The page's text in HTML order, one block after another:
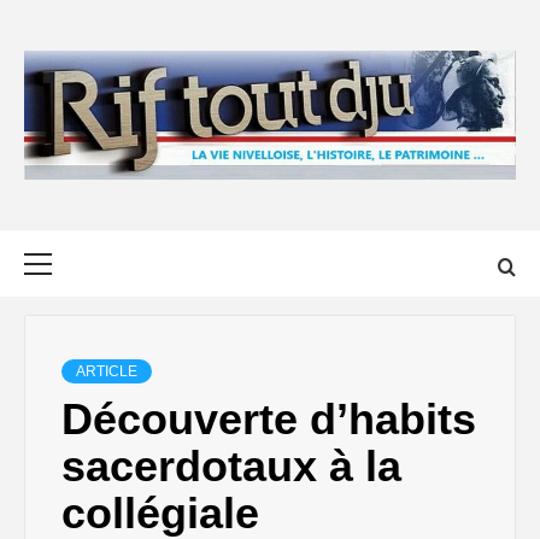
content
ARTICLE
Découverte d’habits
sacerdotaux à la
collégiale